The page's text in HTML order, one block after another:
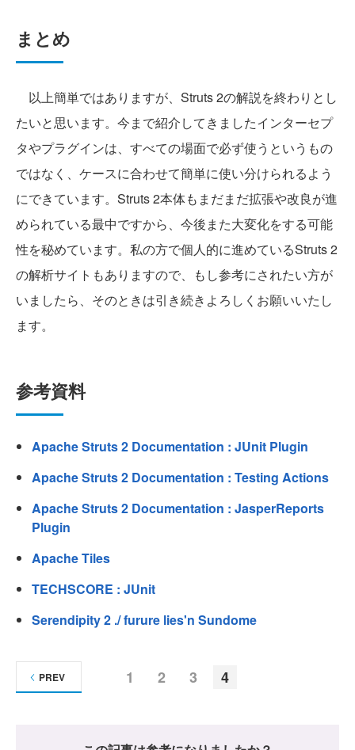
まとめ
以上簡単ではありますが、Struts 2の解説を終わりとし
たいと思います。今まで紹介してきましたインターセプ
タやプラグインは、すべての場面で必ず使うというもの
ではなく、ケースに合わせて簡単に使い分けられるよう
にできています。Struts 2本体もまだまだ拡張や改良が進
められている最中ですから、今後また大変化をする可能
性を秘めています。私の方で個人的に進めているStruts 2
の解析サイトもありますので、もし参考にされたい方が
いましたら、そのときは引き続きよろしくお願いいたし
ます。
参考資料
Apache Struts 2 Documentation : JUnit Plugin
Apache Struts 2 Documentation : Testing Actions
Apache Struts 2 Documentation : JasperReports
Plugin
Apache Tiles
TECHSCORE : JUnit
Serendipity 2 ./ furure lies'n Sundome
1 2 3 4
PREV